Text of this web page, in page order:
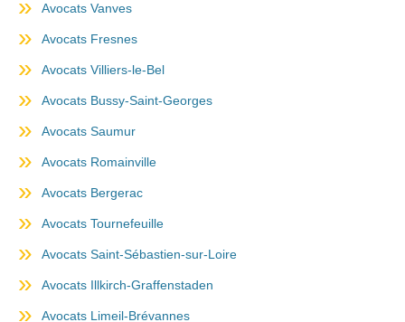
Avocats Vanves
Avocats Fresnes
Avocats Villiers-le-Bel
Avocats Bussy-Saint-Georges
Avocats Saumur
Avocats Romainville
Avocats Bergerac
Avocats Tournefeuille
Avocats Saint-Sébastien-sur-Loire
Avocats Illkirch-Graffenstaden
Avocats Limeil-Brévannes